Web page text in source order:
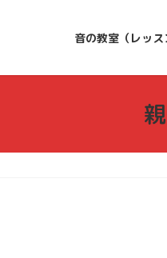
音の教室（レッス